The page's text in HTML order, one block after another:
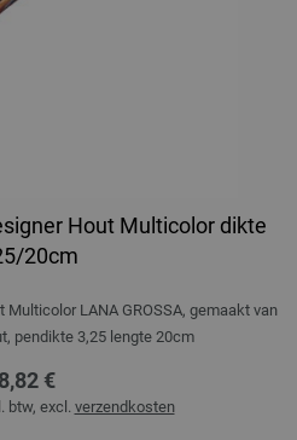
Hout Multicolor dikte
20cm
LANA GROSSA, gemaakt van
pendikte 3,25 lengte 20cm
8,82 €
btw, excl. verzendkosten